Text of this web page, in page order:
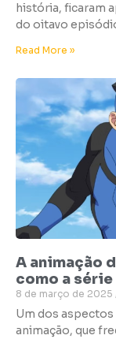
história, ficaram
do oitavo
Read More »
A animação
como a
8 de março de 2025
Um dos aspectos
animação, que